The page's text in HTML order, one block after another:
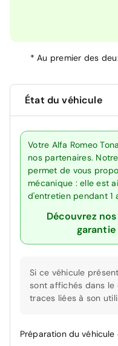
*Au premier des
État du véhicule
Votre Alfa Romeo
nos partenaires.
permet de vous
mécanique : elle est
d'entretien pendant 1
Découvrez
Si ce véhicule
sont affichés dans le
traces liées à son
Préparation du